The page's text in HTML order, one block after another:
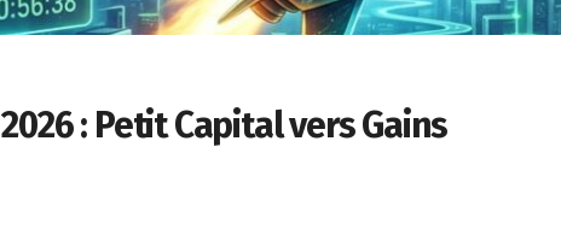
: Petit Capital vers Gains